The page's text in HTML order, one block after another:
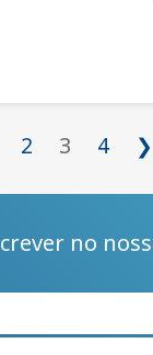
2 3 4 ❯
no